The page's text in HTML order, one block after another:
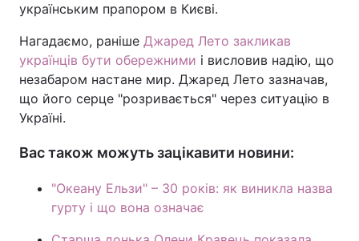
українським прапором в Києві.
Нагадаємо, раніше Джаред Лето закликав
українців бути обережними і висловив надію, що
незабаром настане мир. Джаред Лето зазначав,
що його серце "розривається" через ситуацію в
Україні.
Вас також можуть зацікавити новини:
"Океану Ельзи" – 30 років: як виникла назва
гурту і що вона означає